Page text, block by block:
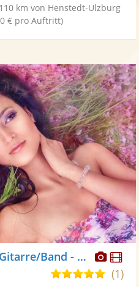
110 km von Henstedt-Ulzburg
€ pro Auftritt)
Carina Castillo - Piano/Gitarre/Band - Pop/Soul/jazz<Live>
5,0(1)